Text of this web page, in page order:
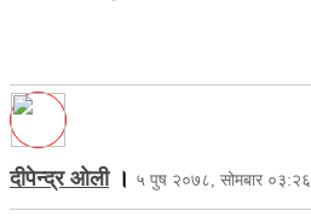
दीपेन्द्र ओली। ५ पुष २०७८, सोमबार ०३:२६